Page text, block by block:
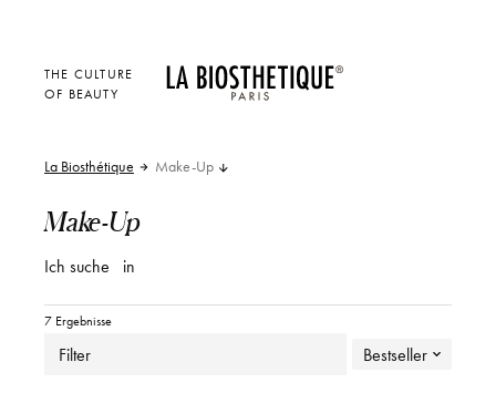
THE CULTURE
OF BEAUTY
La Biosthétique Make-Up
Make-Up
Ich suche in
7 Ergebnisse
Filter Bestseller